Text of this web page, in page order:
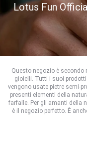
Lotus Fun
Questo negozio è
gioielli. Tutti i suoi
vengono usate pietre semi-
presenti elementi della
farfalle. Per gli amanti della
è il negozio perfetto. È
rendendolo fine e